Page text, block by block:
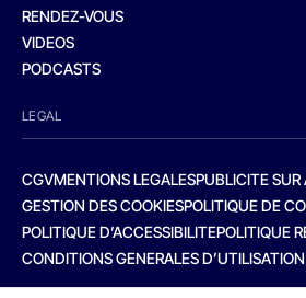
RENDEZ-VOUS
VIDEOS
PODCASTS
LEGAL
CGVMENTIONS LEGALESPUBLICITE
GESTION DES COOKIESPOLITIQUE DE
POLITIQUE D’ACCESSIBILITEPOLITIQUE
CONDITIONS GENERALES D’UTILISATION